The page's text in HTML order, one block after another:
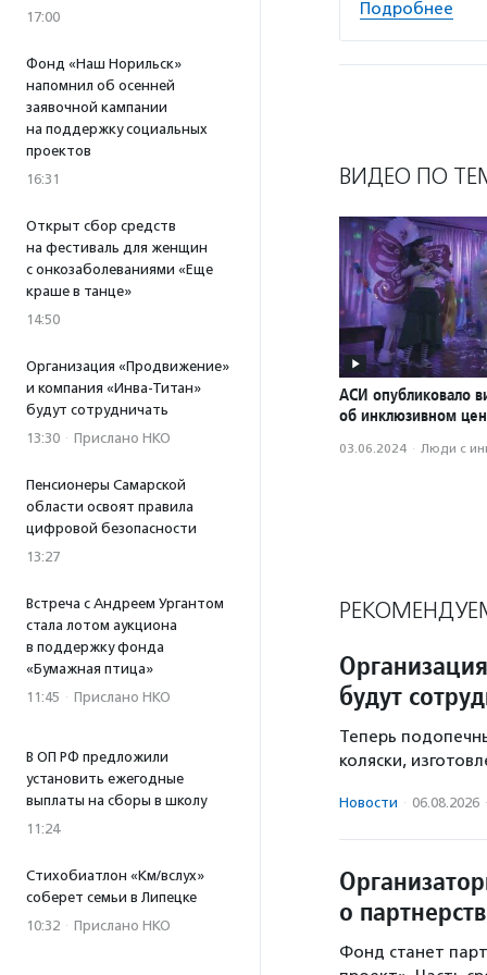
17:00
Фонд «Наш Норильск»
напомнил об осенней
заявочной кампании
на поддержку социальных
проектов
16:31
Открыт сбор средств
на фестиваль для женщин
с онкозаболеваниями «Еще
краше в танце»
14:50
Организация «Продвижение»
и компания «Инва-Титан»
будут сотрудничать
13:30 · Прислано НКО
Пенсионеры Самарской
области освоят правила
цифровой безопасности
13:27
Встреча с Андреем Ургантом
стала лотом аукциона
в поддержку фонда
«Бумажная птица»
11:45 · Прислано НКО
В ОП РФ предложили
установить ежегодные
выплаты на сборы в школу
11:24
Стихобиатлон «Км/вслух»
соберет семьи в Липецке
10:32 · Прислано НКО
Подробнее
ВИДЕО ПО
АСИ опубликовало
об инклюзивном
03.06.2024 · Люди с
будут
Теперь
коляски,
Новости · 06.08.2026 ·
о
Фонд станет